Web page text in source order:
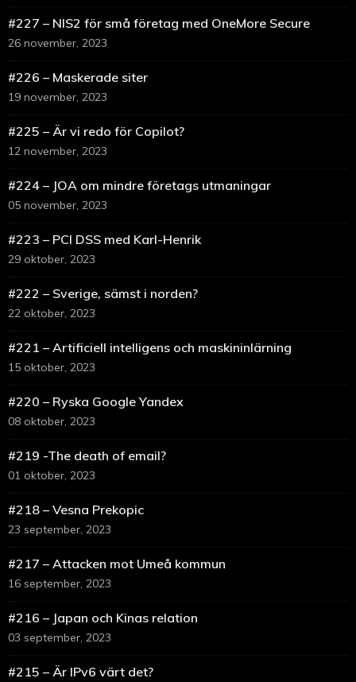
#227 – NIS2 för små företag med OneMore Secure
26 november, 2023
#226 – Maskerade siter
19 november, 2023
#225 – Är vi redo för Copilot?
12 november, 2023
#224 – JOA om mindre företags utmaningar
05 november, 2023
#223 – PCI DSS med Karl-Henrik
29 oktober, 2023
#222 – Sverige, sämst i norden?
22 oktober, 2023
#221 – Artificiell intelligens och maskininlärning
15 oktober, 2023
#220 – Ryska Google Yandex
08 oktober, 2023
#219 -The death of email?
01 oktober, 2023
#218 – Vesna Prekopic
23 september, 2023
#217 – Attacken mot Umeå kommun
16 september, 2023
#216 – Japan och Kinas relation
03 september, 2023
#215 – Är IPv6 värt det?